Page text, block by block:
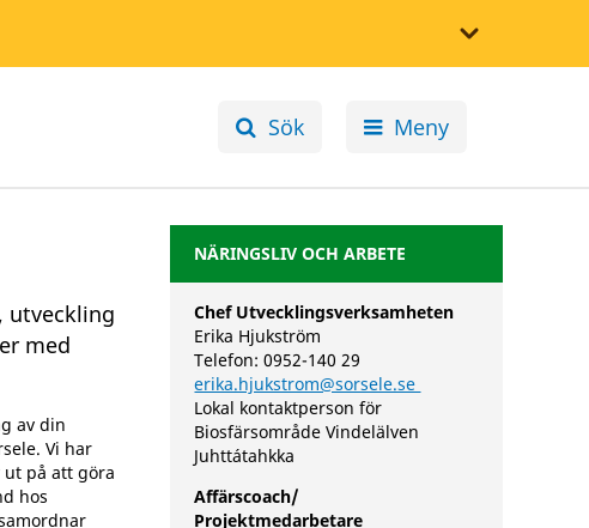
Sök Meny
utveckling
med
av din
Vi har
på att göra
hos
NÄRINGSLIV OCH ARBETE
Chef Utvecklingsverksamheten
Erika Hjukström
Telefon: 0952-140 29
erika.hjukstrom@sorsele.se
Lokal kontaktperson för
Biosfärsområde Vindelälven
Juhttátahkka
Affärscoach/
Projektmedarbetare